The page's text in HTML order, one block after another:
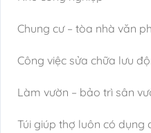
Chung cư – tòa nhà văn
Công việc sửa chữa lưu
Làm vườn – bảo trì sân
Túi giúp thợ luôn có dụng